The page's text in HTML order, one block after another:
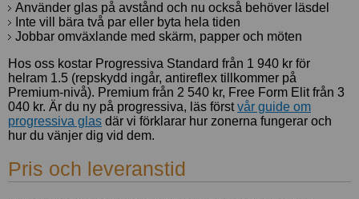
Använder glas på avstånd och nu också behöver läsdel
Inte vill bära två par eller byta hela tiden
Jobbar omväxlande med skärm, papper och möten
Hos oss kostar Progressiva Standard från 1 940 kr för
helram 1.5 (repskydd ingår, antireflex tillkommer på
Premium-nivå). Premium från 2 540 kr, Free Form Elit från 3
040 kr. Är du ny på progressiva, läs förstvår guide om
progressiva glas där vi förklarar hur zonerna fungerar och
hur du vänjer dig vid dem.
Pris och leveranstid